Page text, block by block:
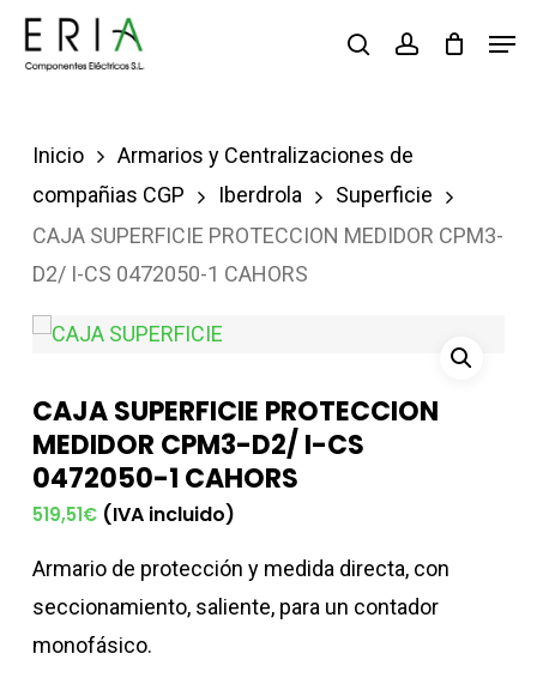
Saltar
buscaraccount
Inicio
Armarios y Centralizaciones de
compañias CGP
Iberdrola
Superficie
CAJA SUPERFICIE PROTECCION MEDIDOR CPM3-
D2/ I-CS 0472050-1 CAHORS
CAJA SUPERFICIE PROTECCION
MEDIDOR CPM3-D2/ I-CS
0472050-1 CAHORS
519,51€ (IVA incluido)
Armario de protección y medida directa, con
seccionamiento, saliente, para un contador
monofásico.